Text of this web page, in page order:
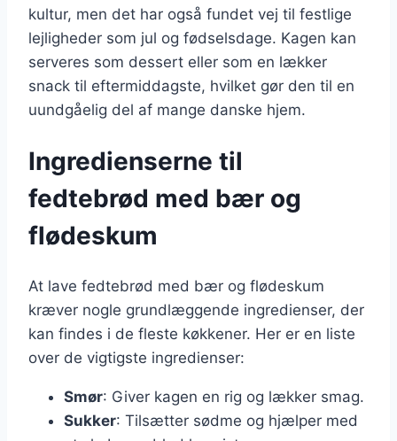
kultur, men det har også fundet vej til festlige
lejligheder som jul og fødselsdage. Kagen kan
serveres som dessert eller som en lækker
snack til eftermiddagste, hvilket gør den til en
uundgåelig del af mange danske hjem.
Ingredienserne til
fedtebrød med bær og
flødeskum
At lave fedtebrød med bær og flødeskum
kræver nogle grundlæggende ingredienser, der
kan findes i de fleste køkkener. Her er en liste
over de vigtigste ingredienser:
Smør: Giver kagen en rig og lækker smag.
Sukker: Tilsætter sødme og hjælper med